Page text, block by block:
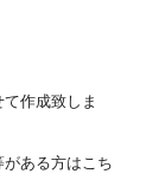
作成致しま
がある方はこち